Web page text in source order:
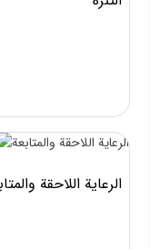
الرعاية اللاحقة